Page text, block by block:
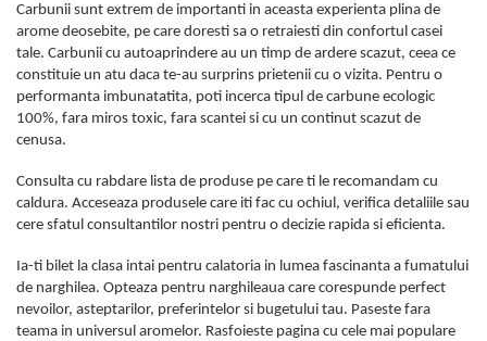
Carbunii sunt extrem de importanti in aceasta experienta plina de
arome deosebite, pe care doresti sa o retraiesti din confortul casei
tale. Carbunii cu autoaprindere au un timp de ardere scazut, ceea ce
constituie un atu daca te-au surprins prietenii cu o vizita. Pentru o
performanta imbunatatita, poti incerca tipul de carbune ecologic
100%, fara miros toxic, fara scantei si cu un continut scazut de
cenusa.
Consulta cu rabdare lista de produse pe care ti le recomandam cu
caldura. Acceseaza produsele care iti fac cu ochiul, verifica detaliile sau
cere sfatul consultantilor nostri pentru o decizie rapida si eficienta.
Ia-ti bilet la clasa intai pentru calatoria in lumea fascinanta a fumatului
de narghilea. Opteaza pentru narghileaua care corespunde perfect
nevoilor, asteptarilor, preferintelor si bugetului tau. Paseste fara
teama in universul aromelor. Rasfoieste pagina cu cele mai populare